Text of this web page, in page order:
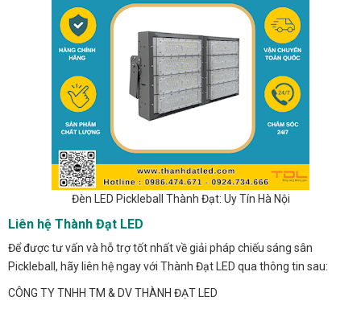
Đèn LED Pickleball Thành Đạt: Uy Tín Hà Nội
Liên hệ Thành Đạt LED
Để được tư vấn và hỗ trợ tốt nhất về giải pháp chiếu sáng sân
Pickleball, hãy liên hệ ngay với Thành Đạt LED qua thông tin sau:
CÔNG TY TNHH TM & DV THÀNH ĐẠT LED